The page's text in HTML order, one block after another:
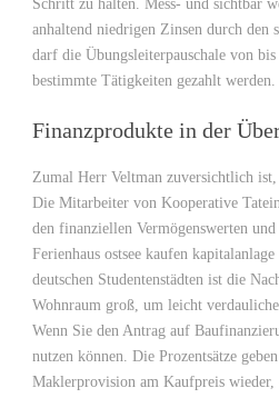
Schritt zu halten. Mess- und sichtbar
anhaltend niedrigen Zinsen durch den
darf die Übungsleiterpauschale von
bestimmte Tätigkeiten gezahlt werden.
Finanzprodukte in der
Zumal Herr Veltman zuversichtlich
Die Mitarbeiter von Kooperative
den finanziellen Vermögenswerten und
Ferienhaus ostsee kaufen
deutschen Studentenstädten ist die
Wohnraum groß, um leicht
Wenn Sie den Antrag auf
nutzen können. Die Prozentsätze
Maklerprovision am Kaufpreis wieder,